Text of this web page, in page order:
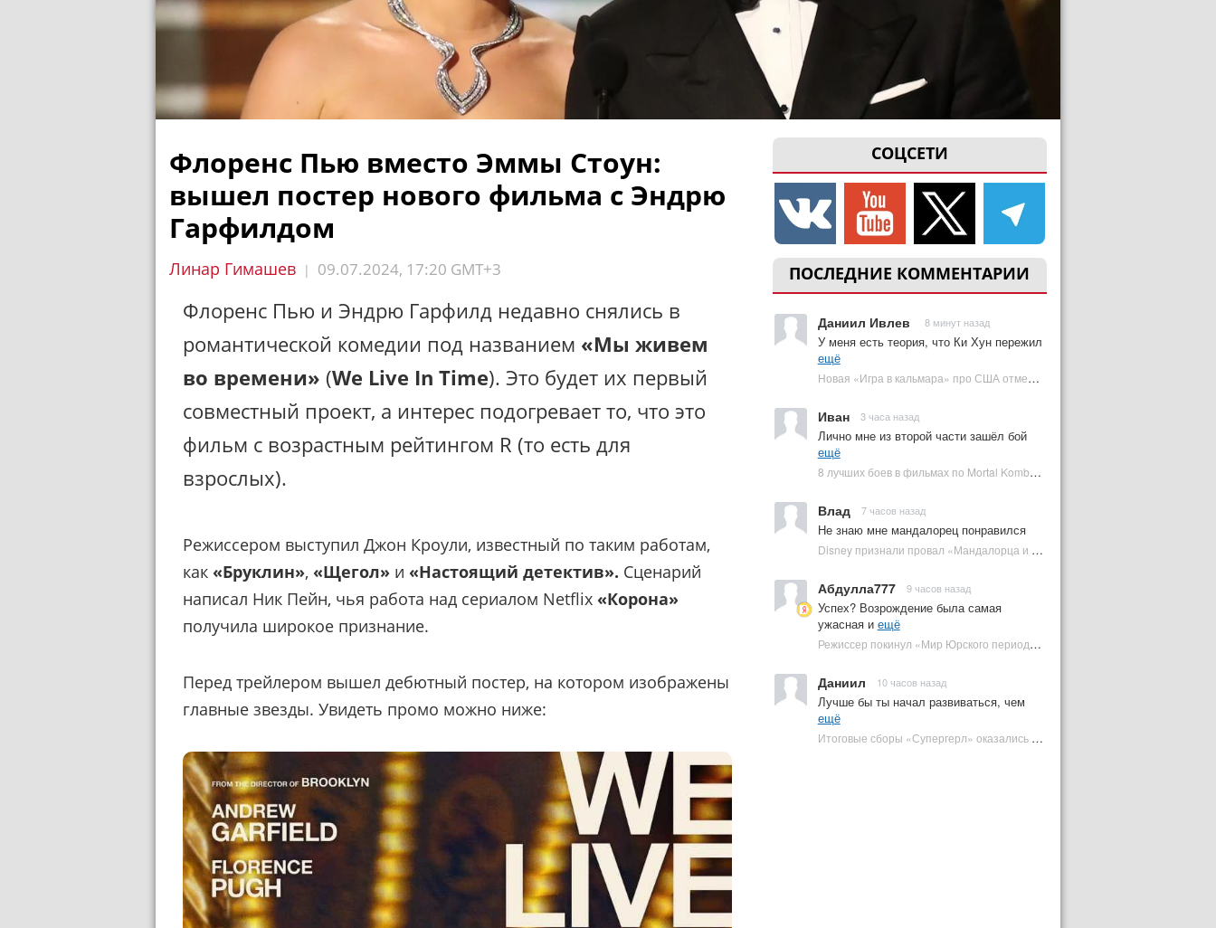
СОЦСЕТИ
ПОСЛЕДНИЕ КОММЕНТАРИИ
Даниил Ивлев 8 минут назад
У меня есть теория, что Ки Хун пережил
ещё
Новая «Игра в кальмара» про США отменена | Plugged In Ru
Иван 3 часа назад
Лично мне из второй части зашёл бой
ещё
8 лучших боев в фильмах по Mortal Kombat: от «Смертельной битвы» до «Мортал Комбат 2» | Plugged In Ru
Влад 7 часов назад
Не знаю мне мандалорец понравился
Disney признали провал «Мандалорца и Грогу» и еще одной новинки | Plugged In Ru
Абдулла777 9 часов назад
Успех? Возрождение была самая
ужасная и ещё
Режиссер покинул «Мир Юрского периода 5» | Plugged In Ru
Даниил 10 часов назад
Лучше бы ты начал развиваться, чем
ещё
Итоговые сборы «Супергерл» оказались худшими для DC за два десятилетия | Plugged In Ru
Флоренс Пью вместо Эммы Стоун:
вышел постер нового фильма с Эндрю
Гарфилдом
Линар Гимашев | 09.07.2024, 17:20 GMT+3
Флоренс Пью и Эндрю Гарфилд недавно снялись в
романтической комедии под названием «Мы живем
во времени» (We Live In Time). Это будет их первый
совместный проект, а интерес подогревает то, что это
фильм с возрастным рейтингом R (то есть для
взрослых).
Режиссером выступил Джон Кроули, известный по таким работам,
как «Бруклин», «Щегол» и «Настоящий детектив». Сценарий
написал Ник Пейн, чья работа над сериалом Netflix «Корона»
получила широкое признание.
Перед трейлером вышел дебютный постер, на котором изображены
главные звезды. Увидеть промо можно ниже: